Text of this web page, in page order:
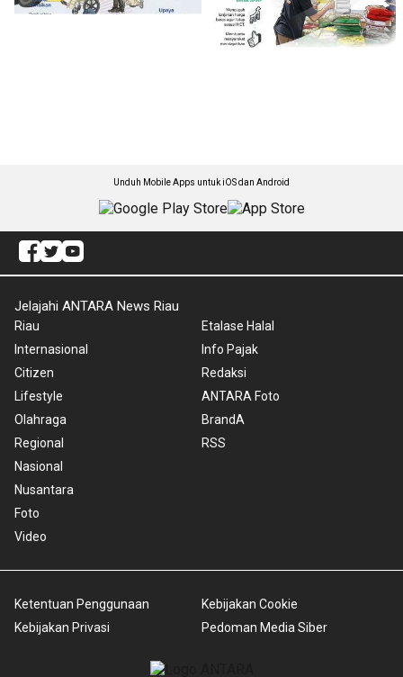
Unduh Mobile Apps untuk iOS dan Android
Jelajahi ANTARA News Riau
Riau
Internasional
Citizen
Lifestyle
Olahraga
Regional
Nasional
Nusantara
Foto
Video
Etalase Halal
Info Pajak
Redaksi
ANTARA Foto
BrandA
RSS
Ketentuan Penggunaan
Kebijakan Privasi
Kebijakan Cookie
Pedoman Media Siber